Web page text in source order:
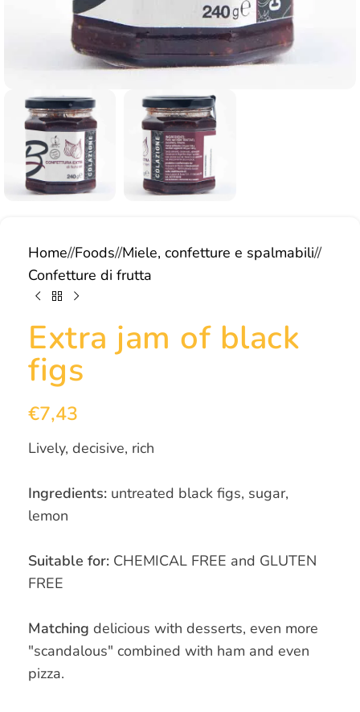
Home/ Foods/ Miele, confetture e spalmabili/
Confetture di frutta
Extra jam of black
figs
€7,43
Lively, decisive, rich
Ingredients: untreated black figs, sugar,
lemon
Suitable for: CHEMICAL FREE and GLUTEN
FREE
Matching delicious with desserts, even more
"scandalous" combined with ham and even
pizza.